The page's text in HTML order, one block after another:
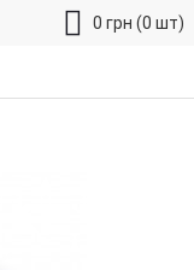
0 грн (0 шт)